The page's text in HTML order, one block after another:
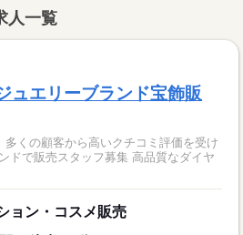
人一覧
ュエリーブランド宝飾販
くの顧客から高いクチコミ評価を受け
ドで販売スタッフ募集 高品質なダイヤ
ョン・コスメ販売